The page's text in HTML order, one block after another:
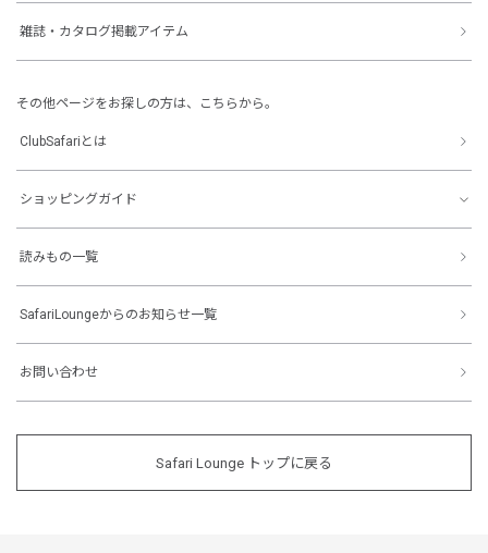
雑誌・カタログ掲載アイテム
その他ページをお探しの方は、こちらから。
ClubSafariとは
ショッピングガイド
読みもの一覧
SafariLoungeからのお知らせ一覧
お問い合わせ
Safari Lounge トップに戻る